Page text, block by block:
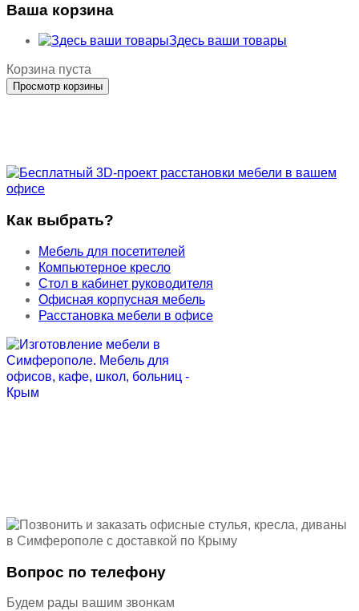
Ваша корзина
Здесь ваши товары
Корзина пуста
Как выбрать?
Мебель для посетителей
Компьютерное кресло
Стол в кабинет руководителя
Офисная корпусная мебель
Расстановка мебели в офисе
Вопрос по телефону
Будем рады вашим звонкам